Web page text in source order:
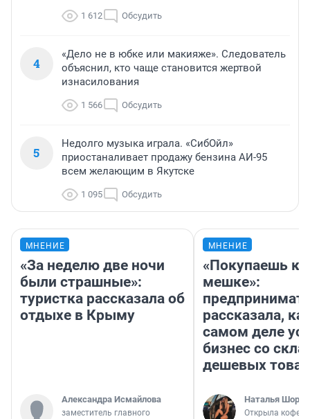
1 612 Обсудить
4
«Дело не в юбке или макияже». Следователь
объяснил, кто чаще становится жертвой
изнасилования
1 566 Обсудить
5
Недолго музыка играла. «СибОйл»
приостаналивает продажу бензина АИ-95
всем желающим в Якутске
1 095 Обсудить
МНЕНИЕ
«За неделю две ночи
были страшные»:
туристка рассказала об
отдыхе в Крыму
Александра Исмайлова
заместитель главного
МНЕНИЕ
«Покупаешь
мешке»:
рассказала,
самом деле
бизнес со
дешевых
Наталья
Открыла